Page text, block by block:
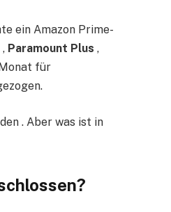
ein Amazon Prime-
, Paramount Plus ,
für
. Aber was ist in